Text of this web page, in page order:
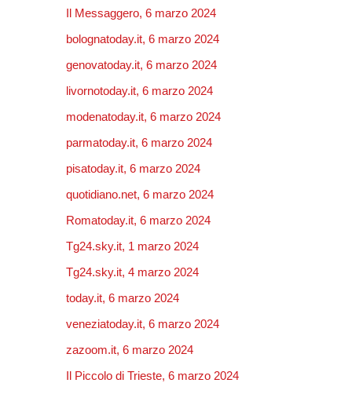
Il Messaggero, 6 marzo 2024
bolognatoday.it, 6 marzo 2024
genovatoday.it, 6 marzo 2024
livornotoday.it, 6 marzo 2024
modenatoday.it, 6 marzo 2024
parmatoday.it, 6 marzo 2024
pisatoday.it, 6 marzo 2024
quotidiano.net, 6 marzo 2024
Romatoday.it, 6 marzo 2024
Tg24.sky.it, 1 marzo 2024
Tg24.sky.it, 4 marzo 2024
today.it, 6 marzo 2024
veneziatoday.it, 6 marzo 2024
zazoom.it, 6 marzo 2024
Il Piccolo di Trieste, 6 marzo 2024